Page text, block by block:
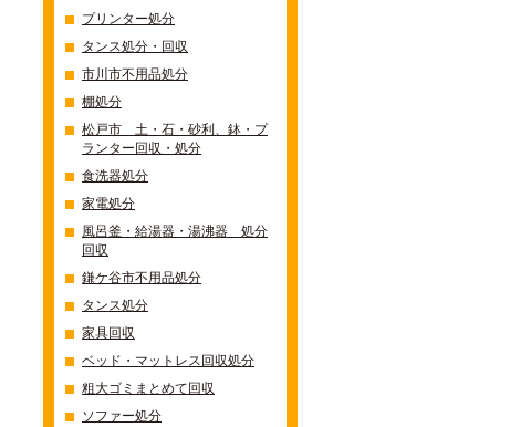
プリンター処分
タンス処分・回収
市川市不用品処分
棚処分
松戸市 土・石・砂利、鉢・プ
ランター回収・処分
食洗器処分
家電処分
風呂釜・給湯器・湯沸器 処分
回収
鎌ケ谷市不用品処分
タンス処分
家具回収
ベッド・マットレス回収処分
粗大ゴミまとめて回収
ソファー処分